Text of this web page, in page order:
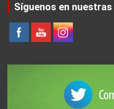
Síguenos en